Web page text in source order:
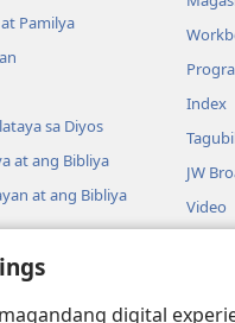
digital
Pamilya
sa Diyos
at ang Bibliya
at ang Bibliya
Index
JW
Video